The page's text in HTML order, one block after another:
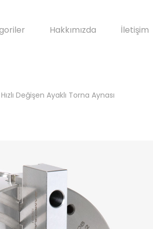
Hakkımızda İletişim
Hızlı Değişen Ayaklı Torna Aynası